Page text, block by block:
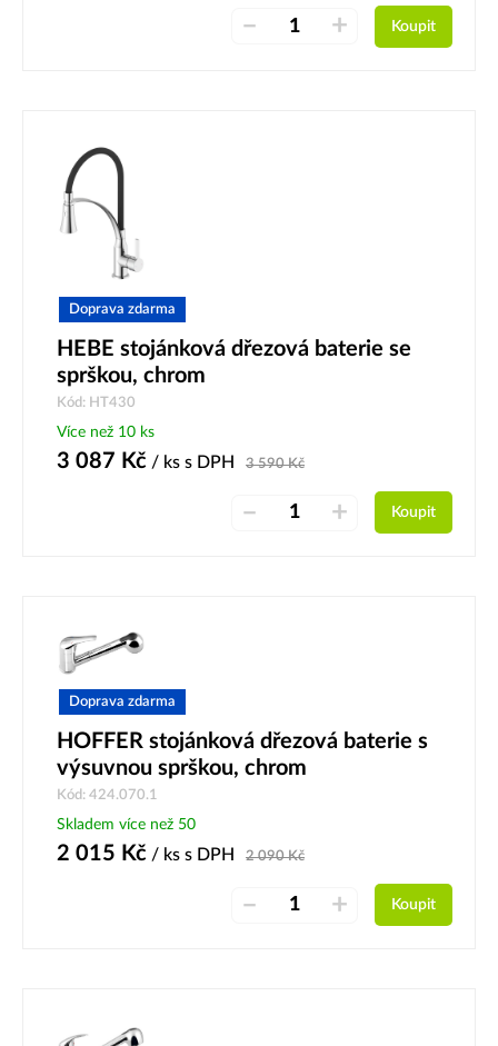
– + Koupit
Doprava zdarma
HEBE stojánková dřezová baterie se
sprškou, chrom
Kód: HT430
Více než 10 ks
3 087 Kč / ks s DPH 3 590Kč
– + Koupit
Doprava zdarma
HOFFER stojánková dřezová baterie s
výsuvnou sprškou, chrom
Kód: 424.070.1
Skladem více než 50
2 015 Kč / ks s DPH 2 090Kč
– + Koupit